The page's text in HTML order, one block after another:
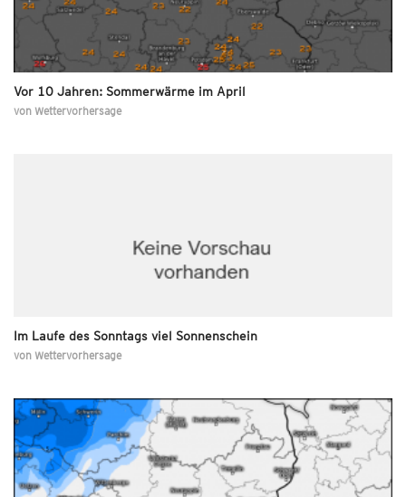
Vor 10 Jahren: Sommerwärme im April
von Wettervorhersage
Im Laufe des Sonntags viel Sonnenschein
von Wettervorhersage